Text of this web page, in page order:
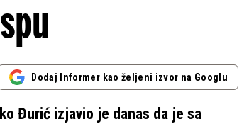
Dodaj Informer kao željeni izvor na Googlu
Đurić izjavio je danas da je sa